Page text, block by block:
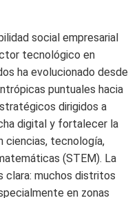
social empresarial
tecnológico en
ha evolucionado desde
puntuales hacia
dirigidos a
digital y fortalecer la
ciencias, tecnología,
(STEM). La
clara: muchos distritos
en zonas